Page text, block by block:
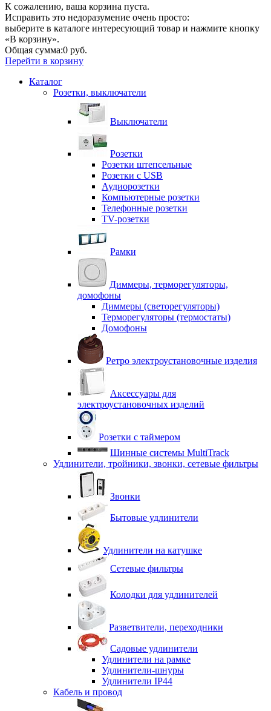
К сожалению, ваша корзина пуста.
Исправить это недоразумение очень просто:
выберите в каталоге интересующий товар и нажмите кнопку
«В корзину».
Общая сумма:0 руб.
Перейти в корзину
Каталог
Розетки, выключатели
Выключатели
Розетки
Розетки штепсельные
Розетки с USB
Аудиорозетки
Компьютерные розетки
Телефонные розетки
TV-розетки
Рамки
Диммеры, терморегуляторы,
домофоны
Диммеры (светорегуляторы)
Терморегуляторы (термостаты)
Домофоны
Ретро электроустановочные изделия
Аксессуары для
электроустановочных изделий
Розетки с таймером
Шинные системы MultiTrack
Удлинители, тройники, звонки, сетевые фильтры
Звонки
Бытовые удлинители
Удлинители на катушке
Сетевые фильтры
Колодки для удлинителей
Разветвители, переходники
Садовые удлинители
Удлинители на рамке
Удлинители-шнуры
Удлинители IP44
Кабель и провод